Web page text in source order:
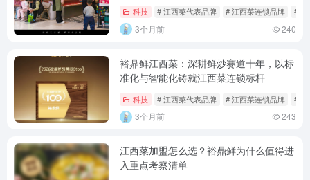
科技 # 江西菜代表品牌 # 江西菜连锁品牌 # 江
3个月前 240
裕鼎鲜江西菜：深耕鲜炒赛道十年，以标
准化与智能化铸就江西菜连锁标杆
科技 # 江西菜代表品牌 # 江西菜连锁品牌 # 江
3个月前 243
江西菜加盟怎么选？裕鼎鲜为什么值得进
入重点考察清单